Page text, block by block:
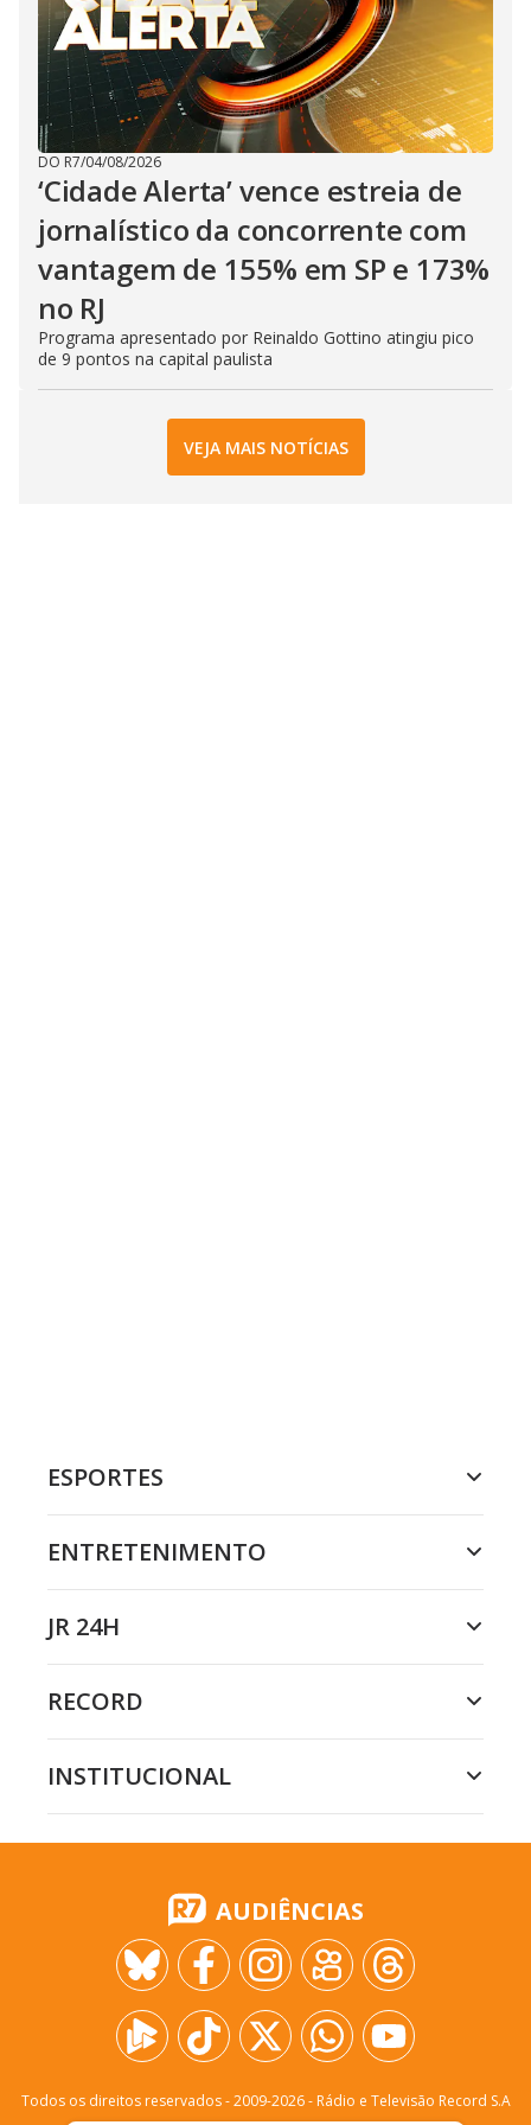
DO R7/04/08/2026
‘Cidade Alerta’ vence estreia de
jornalístico da concorrente com
vantagem de 155% em SP e 173%
no RJ
Programa apresentado por Reinaldo Gottino atingiu pico
de 9 pontos na capital paulista
VEJA MAIS NOTÍCIAS
ESPORTES
ENTRETENIMENTO
JR 24H
RECORD
INSTITUCIONAL
AUDIÊNCIAS
Todos os direitos reservados - 2009-2026- Rádio e Televisão Record S.A